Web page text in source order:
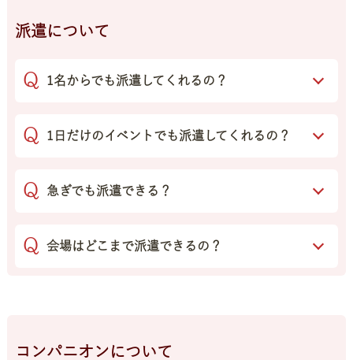
派遣について
1名からでも派遣してくれるの？
1日だけのイベントでも派遣してくれるの？
急ぎでも派遣できる？
会場はどこまで派遣できるの？
コンパニオンについて